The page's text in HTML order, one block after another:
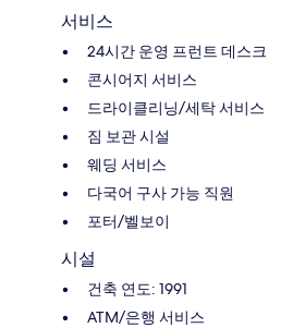
서비스
24시간 운영 프런트 데스크
콘시어지 서비스
드라이클리닝/세탁 서비스
짐 보관 시설
웨딩 서비스
다국어 구사 가능 직원
포터/벨보이
시설
건축 연도: 1991
ATM/은행 서비스